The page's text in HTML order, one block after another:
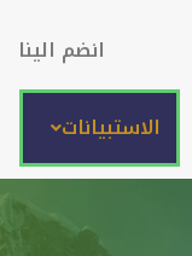
انضم الينا
الاستبيانات